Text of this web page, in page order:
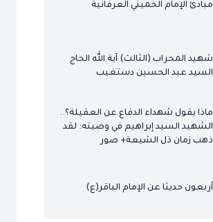
مبادئ الإمام الخميني العرفانية
شهيد المحراب (الثالث) آية الله الحاج
السيد عبد الحسين دستغيب
ماذا يقول شهداء الدفاع عن العقيلة؟..
الشهيد السيد إبراهيم في وصيته: لقد
ذهب زمان ذل الشيعة+ صور
أربعون حديثا عن الإمام الباقر(ع)